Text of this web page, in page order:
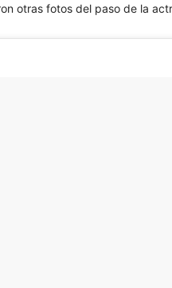
otras fotos del paso de la